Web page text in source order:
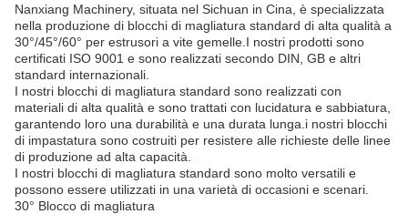
Nanxiang Machinery, situata nel Sichuan in Cina, è specializzata
nella produzione di blocchi di magliatura standard di alta qualità a
30°/45°/60° per estrusori a vite gemelle.I nostri prodotti sono
certificati ISO 9001 e sono realizzati secondo DIN, GB e altri
standard internazionali.
I nostri blocchi di magliatura standard sono realizzati con
materiali di alta qualità e sono trattati con lucidatura e sabbiatura,
garantendo loro una durabilità e una durata lunga.i nostri blocchi
di impastatura sono costruiti per resistere alle richieste delle linee
di produzione ad alta capacità.
I nostri blocchi di magliatura standard sono molto versatili e
possono essere utilizzati in una varietà di occasioni e scenari.
30° Blocco di magliatura